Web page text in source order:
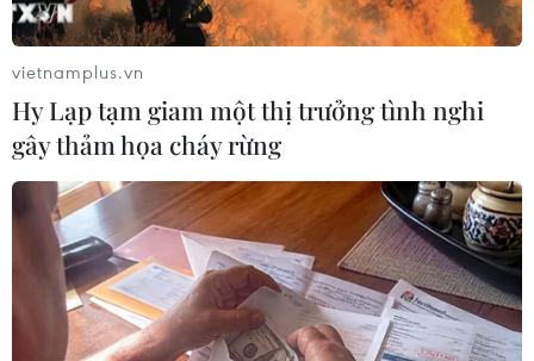
vietnamplus.vn
Hy Lạp tạm giam một thị trưởng tình nghi
gây thảm họa cháy rừng